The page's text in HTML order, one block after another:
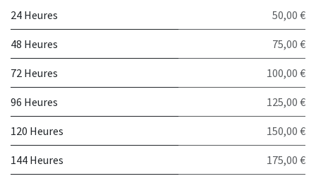
24 Heures
50,00 €
48 Heures 75,00 €
72 Heures 100,00 €
96 Heures 125,00 €
120 Heures 150,00 €
144 Heures 175,00 €